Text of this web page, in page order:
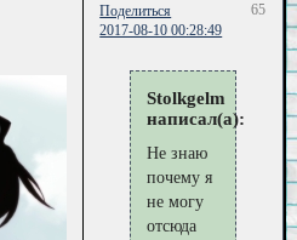
Поделиться
65
2017-08-10 00:28:49
Stolkgelm
написал(а):
Не знаю
почему я
не могу
отсюда